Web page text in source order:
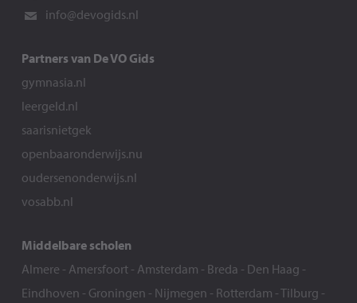
info@devogids.nl
Partners van De VO Gids
gymnasia.nl
leergeld.nl
saarisnietgek
openbaaronderwijs.nu
oudersenonderwijs.nl
vosabb.nl
Middelbare scholen
Almere - Amersfoort- Amsterdam - Breda - Den Haag -
Eindhoven - Groningen - Nijmegen - Rotterdam -Tilburg -